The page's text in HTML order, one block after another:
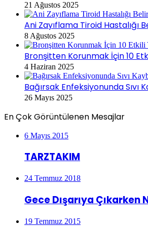
21 Ağustos 2025
Ani Zayıflama Tiroid Hastalığı
8 Ağustos 2025
Bronşitten Korunmak İçin 10
4 Haziran 2025
Bağırsak Enfeksiyonunda Sıvı
26 Mayıs 2025
En Çok Görüntülenen Mesajlar
6 Mayıs 2015
TARZTAKIM
24 Temmuz 2018
Gece Dışarıya Çıkarken
19 Temmuz 2015